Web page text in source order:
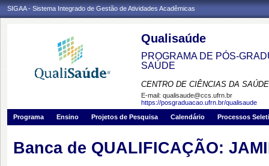
SIGAA - Sistema Integrado de Gestão de Atividades Acadêmicas
Qualisaúde
PROGRAMA DE PÓS-
SAÚDE
CENTRO DE CIÊNCIAS DA SAÚDE
E-mail: qualisaude@ccs.ufrn.br
https://posgraduacao.ufrn.br/qualisaude
Programa
Ensino Projetos de Pesquisa Calendário Processos
Banca de QUALIFICAÇÃO: